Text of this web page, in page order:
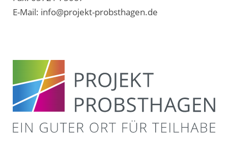
E-Mail: info@projekt-probsthagen.de